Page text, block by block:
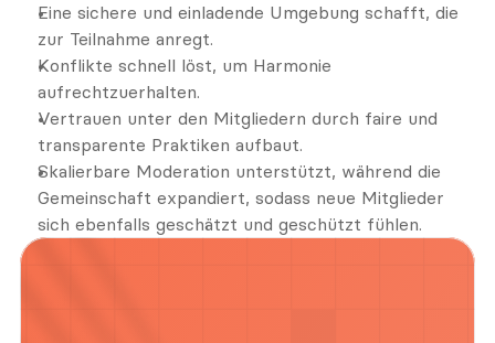
Eine sichere und einladende Umgebung schafft, die
zur Teilnahme anregt.
Konflikte schnell löst, um Harmonie
aufrechtzuerhalten.
Vertrauen unter den Mitgliedern durch faire und
transparente Praktiken aufbaut.
Skalierbare Moderation unterstützt, während die
Gemeinschaft expandiert, sodass neue Mitglieder
sich ebenfalls geschätzt und geschützt fühlen.